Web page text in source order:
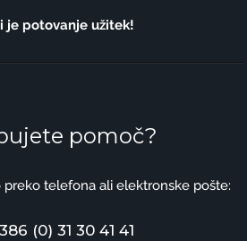
je potovanje užitek!
pomoč?
preko telefona ali elektronske pošte:
(0) 31 30 41 41